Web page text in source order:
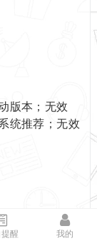
版本；无效
统推荐；无效
1K600Hz搭
醒 我的